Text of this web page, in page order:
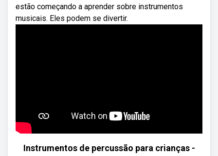
estão começando a aprender sobre instrumentos
musicais. Eles podem se divertir.
Instrumentos de percussão para crianças -